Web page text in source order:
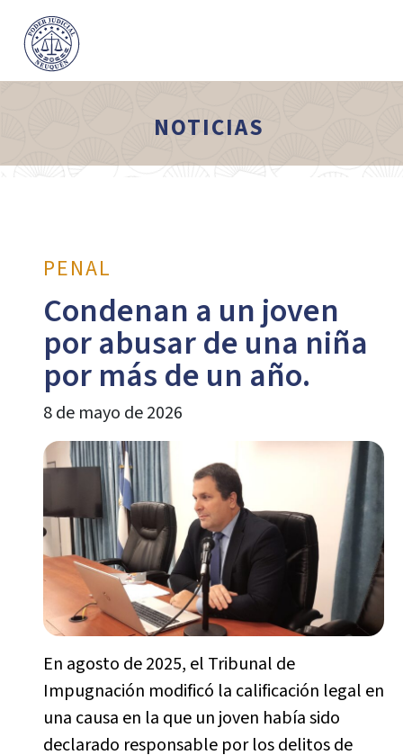
NOTICIAS
PENAL
Condenan a un joven
por abusar de una niña
por más de un año.
8 de mayo de 2026
En agosto de 2025, el Tribunal de
Impugnación modificó la calificación legal en
una causa en la que un joven había sido
declarado responsable por los delitos de